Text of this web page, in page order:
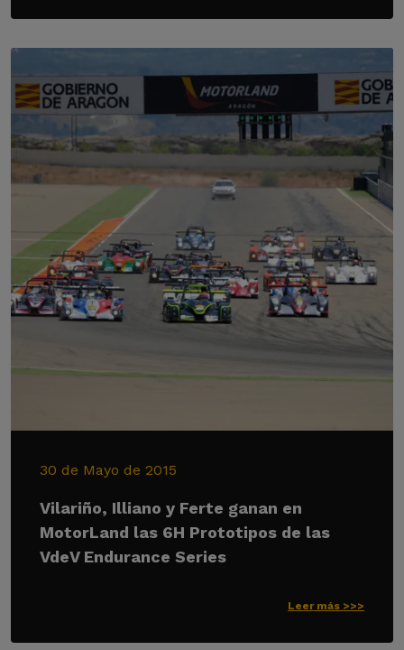
30 de Mayo de 2015
Vilariño, Illiano y Ferte ganan en
MotorLand las 6H Prototipos de las
VdeV Endurance Series
Leer más >>>